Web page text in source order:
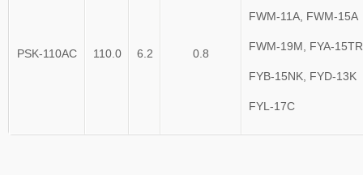
PSK-110AC 110.0 6.2 0.8
FWM-11A, FWM-15A
FWM-19M, FYA-15TR
FYB-15NK, FYD-13K
FYL-17C